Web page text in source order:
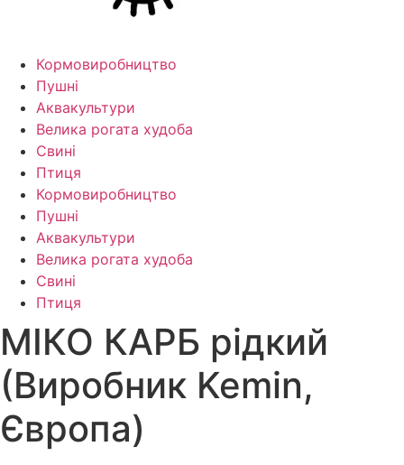
Кормо­виробництво
Пушні
Аквакультури
Велика рогата худоба
Свині
Птиця
Кормо­виробництво
Пушні
Аквакультури
Велика рогата худоба
Свині
Птиця
МІКО КАРБ рідкий
(Виробник Kemin,
Європа)